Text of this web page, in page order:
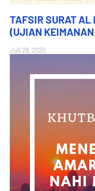
TAFSIR SURAT AL
(UJIAN
Juli 28, 2020